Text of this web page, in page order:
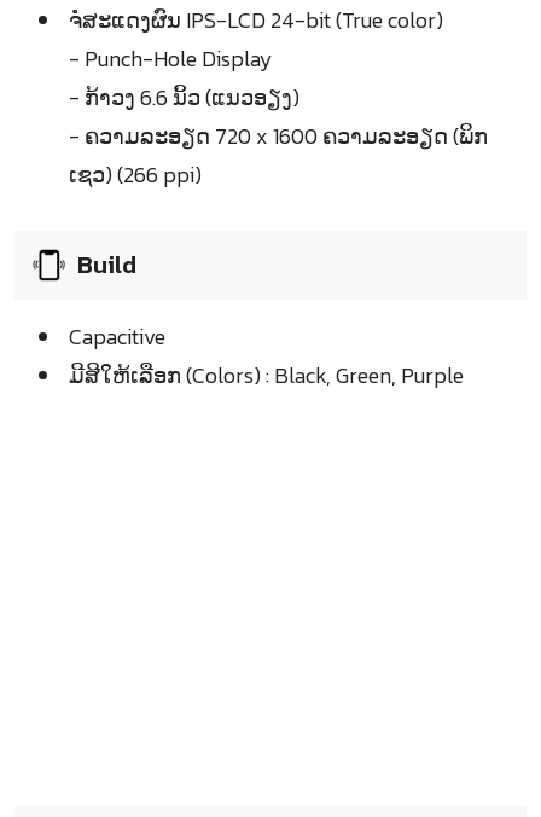
ຈໍໍສະແດງຜົນ IPS-LCD 24-bit (True color)
- Punch-Hole Display
- ກ້າວງ 6.6 ນິ້ວ (ແນວອຽງ)
- ຄວາມລະອຽດ 720 x 1600 ຄວາມລະອຽດ (ພິກ
ເຊວ) (266 ppi)
Build
Capacitive
ມີສີໃຫ້ເລືອກ (Colors) : Black, Green, Purple